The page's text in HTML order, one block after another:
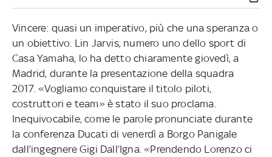
Vincere: quasi un imperativo, più che una speranza o
un obiettivo. Lin Jarvis, numero uno dello sport di
Casa Yamaha, lo ha detto chiaramente giovedì, a
Madrid, durante la presentazione della squadra
2017. «Vogliamo conquistare il titolo piloti,
costruttori e team» è stato il suo proclama.
Inequivocabile, come le parole pronunciate durante
la conferenza Ducati di venerdì a Borgo Panigale
dall’ingegnere Gigi Dall’Igna. «Prendendo Lorenzo ci